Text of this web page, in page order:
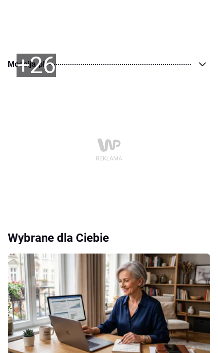
+26
Modaija.pl
Wybrane dla Ciebie